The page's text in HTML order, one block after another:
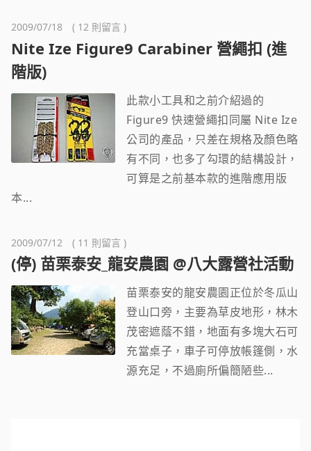
2009/07/18 ( 12 則留言 )
Nite Ize Figure9 Carabiner 營繩扣 (進
階版)
此款小工具和之前介紹過的
Figure9 快速營繩扣同屬 Nite Ize
公司的產品，只差在規格及顏色略
有不同，也多了勾環的結構設計，
可算是之前基本款的進階應用版
本...
2009/07/12 ( 11 則留言 )
(停) 苗栗泰安_龍安農園 @八大露營社活動
苗栗泰安的龍安農園正位於冬瓜山
登山口旁，主要為草皮地形，林木
茂密遮蔭不錯，地面有多塊大石可
充當桌子，車子可停放帳篷側，水
源充足，不過廁所偏簡陋些...